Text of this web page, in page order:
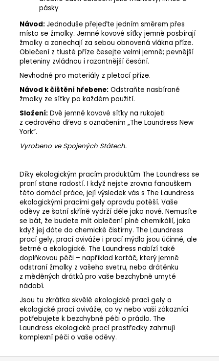
pásky
Návod:Jednoduše přejeďte jedním směrem přes
místo se žmolky. Jemné kovové síťky jemně posbírají
žmolky a zanechají za sebou obnovená vlákna příze.
Oblečení z tlusté příze česejte velmi jemně; pevnější
pleteniny zvládnou i razantnější česání.
Nevhodné pro materiály z pletací příze.
Návod k čištění hřebene: Odstraňte nasbírané
žmolky ze síťky po každém použití.
Složení: Dvě jemné kovové síťky na rukojeti
z cedrového dřeva s označením „The Laundress New
York“.
Vyrobeno ve Spojených Státech.
Díky ekologickým pracím produktům The Laundress se
praní stane radostí. I když nejste zrovna fanouškem
této domácí práce, její výsledek vás s The Laundress
ekologickými pracími gely opravdu potěší. Vaše
oděvy ze šatní skříně vydrží déle jako nové. Nemusíte
se bát, že budete mít oblečení plné chemikálií, jako
když jej dáte do chemické čistírny. The Laundress
prací gely, prací aviváže i prací mýdla jsou účinné, ale
šetrné a ekologické. The Laundress nabízí také
doplňkovou péči – například kartáč, který jemně
odstraní žmolky z vašeho svetru, nebo drátěnku
z měděných drátků pro vaše bezchybně umyté
nádobí.
Jsou tu zkrátka skvělé ekologické prací gely a
ekologické prací aviváže, co vy nebo vaši zákazníci
potřebujete k bezchybné péči o prádlo. The
Laundress ekologické prací prostředky zahrnují
komplexní péči o vaše oděvy.